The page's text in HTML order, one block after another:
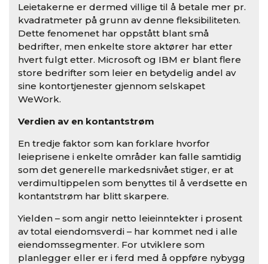
Leietakerne er dermed villige til å betale mer pr.
kvadratmeter på grunn av denne fleksibiliteten.
Dette fenomenet har oppstått blant små
bedrifter, men enkelte store aktører har etter
hvert fulgt etter. Microsoft og IBM er blant flere
store bedrifter som leier en betydelig andel av
sine kontortjenester gjennom selskapet
WeWork.
Verdien av en kontantstrøm
En tredje faktor som kan forklare hvorfor
leieprisene i enkelte områder kan falle samtidig
som det generelle markedsnivået stiger, er at
verdimultippelen som benyttes til å verdsette en
kontantstrøm har blitt skarpere.
Yielden – som angir netto leieinntekter i prosent
av total eiendomsverdi – har kommet ned i alle
eiendomssegmenter. For utviklere som
planlegger eller er i ferd med å oppføre nybygg